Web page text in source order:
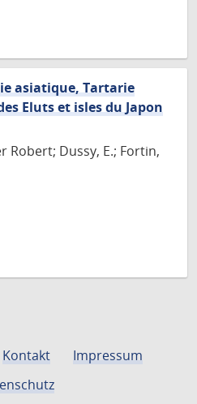
asiatique, Tartarie
Eluts et isles du Japon
Robert; Dussy, E.; Fortin,
Kontakt
Impressum